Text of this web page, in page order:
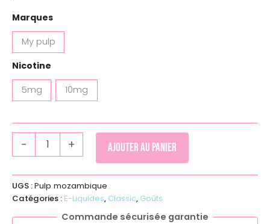
Marques
My pulp
Nicotine
5mg 10mg
- + Ajouter au panier
UGS :Pulp mozambique
Catégories : E-Liquides, Classic, Goûts
Commande sécurisée garantie